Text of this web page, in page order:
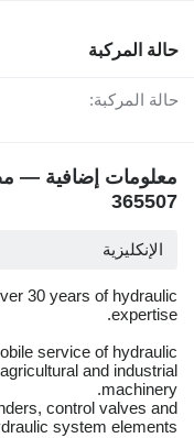
حالة المركبة
حالة المركبة:
365507
الإنكليزية
30 years of hydraulic
expertise.
service of hydraulic
and industrial
machinery.
control valves and
system elements.